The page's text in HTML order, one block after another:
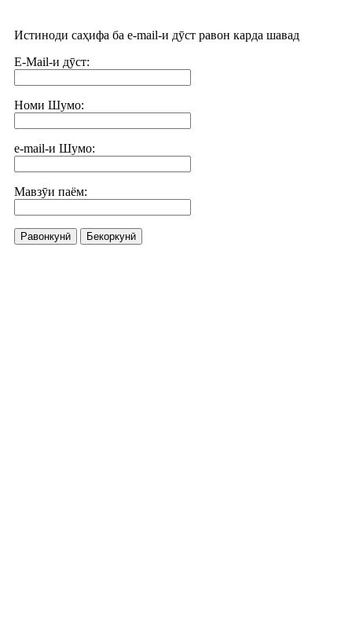
Истиноди саҳифа ба e-mail-и дӯст равон карда шавад
E-Mail-и дӯст:
Номи Шумо:
e-mail-и Шумо:
Мавзӯи паём:
Равонкунӣ Бекоркунӣ